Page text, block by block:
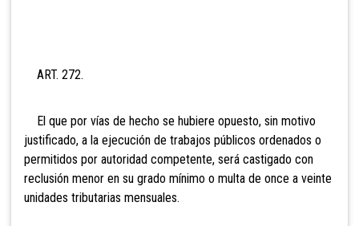
ART. 272.
El que por vías de hecho se hubiere opuesto, sin motivo
justificado, a la ejecución de trabajos públicos ordenados o
permitidos por autoridad competente, será castigado con
reclusión menor en su grado mínimo o multa de once a veinte
unidades tributarias mensuales.